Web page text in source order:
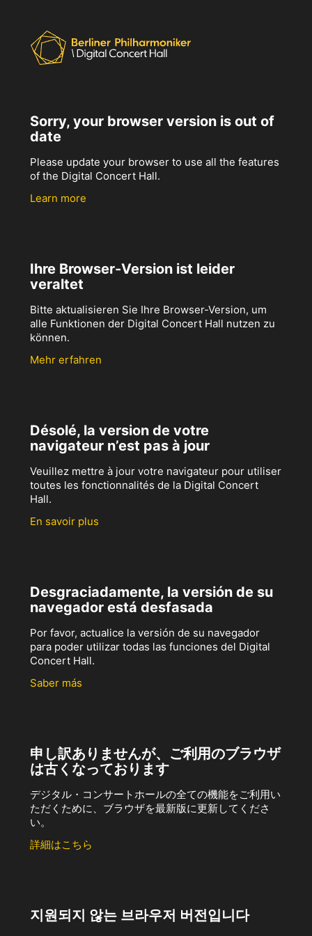
Sorry, your browser version is out of
date
Please update your browser to use all the features
of the Digital Concert Hall.
Learn more
Ihre Browser-Version ist leider
veraltet
Bitte aktualisieren Sie Ihre Browser-Version, um
alle Funktionen der Digital Concert Hall nutzen zu
können.
Mehr erfahren
Désolé, la version de votre
navigateur n’est pas à jour
Veuillez mettre à jour votre navigateur pour utiliser
toutes les fonctionnalités de la Digital Concert
Hall.
En savoir plus
Desgraciadamente, la versión de su
navegador está desfasada
Por favor, actualice la versión de su navegador
para poder utilizar todas las funciones del Digital
Concert Hall.
Saber más
申し訳ありませんが、ご利用のブラウザ
は古くなっております
デジタル・コンサートホールの全ての機能をご利用い
ただくために、ブラウザを最新版に更新してくださ
い。
詳細はこちら
지원되지 않는 브라우저 버전입니다